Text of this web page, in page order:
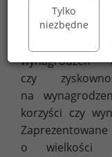
Powyższe dane
które
W raportach
czy
na
korzyści czy
o wielkości
Tylko
niezbędne